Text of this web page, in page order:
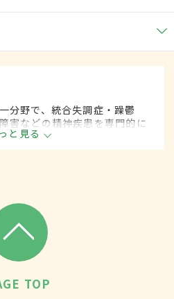
分野で、統合失調症・躁鬱
害などの精神疾患を専門的に
と見る
TOP